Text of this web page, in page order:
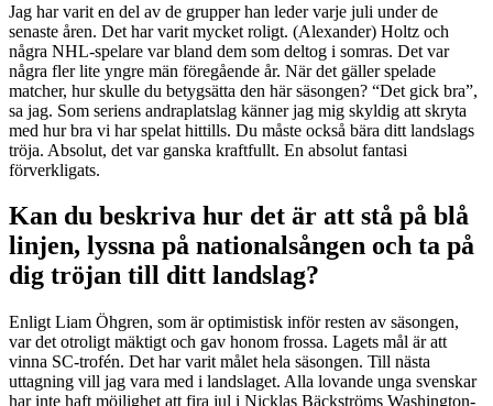
Jag har varit en del av de grupper han leder varje juli under de
senaste åren. Det har varit mycket roligt. (Alexander) Holtz och
några NHL-spelare var bland dem som deltog i somras. Det var
några fler lite yngre män föregående år. När det gäller spelade
matcher, hur skulle du betygsätta den här säsongen? “Det gick bra”,
sa jag. Som seriens andraplatslag känner jag mig skyldig att skryta
med hur bra vi har spelat hittills. Du måste också bära ditt landslags
tröja. Absolut, det var ganska kraftfullt. En absolut fantasi
förverkligats.
Kan du beskriva hur det är att stå på blå
linjen, lyssna på nationalsången och ta på
dig tröjan till ditt landslag?
Enligt Liam Öhgren, som är optimistisk inför resten av säsongen,
var det otroligt mäktigt och gav honom frossa. Lagets mål är att
vinna SC-trofén. Det har varit målet hela säsongen. Till nästa
uttagning vill jag vara med i landslaget. Alla lovande unga svenskar
har inte haft möjlighet att fira jul i Nicklas Bäckströms Washington-